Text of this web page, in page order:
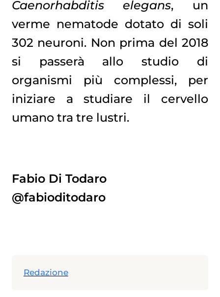
Caenorhabditis elegans, un
verme nematode dotato di soli
302 neuroni. Non prima del 2018
si passerà allo studio di
organismi più complessi, per
iniziare a studiare il cervello
umano tra tre lustri.
Fabio Di Todaro
@fabioditodaro
Redazione